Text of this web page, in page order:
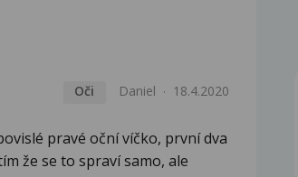
Oči Daniel 18.4.2020
pravé oční víčko, první dva
že se to spraví samo, ale